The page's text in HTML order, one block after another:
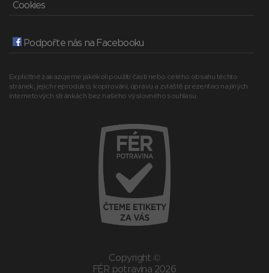
Cookies
Podpořte nás na Facebooku
Explicitně zakazujeme jakékoli použití části nebo celého obsahu těchto
stránek, jejich reprodukci, kopírování, úpravu a zvláště prezentaci na jiných
internetových stránkách bez našeho výslovného souhlasu.
Copyright ©
FÉR potravina 2026